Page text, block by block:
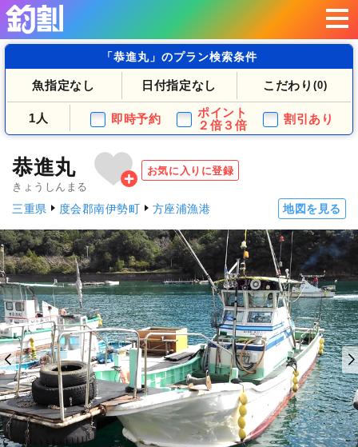
「恭進丸」のプラン検索条件
魚指定なし 日付指定なし こだわり (0)
1人 即時予約
ポイント
２倍３倍
割引あり
恭進丸
きょうしんまる
お気に入りに登録
三重県 度会郡南伊勢町 方座浦漁港 地図を見る